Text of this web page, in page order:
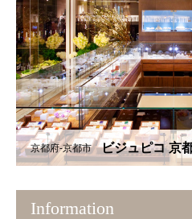
京都府-京都市 ビジュピコ 京
Information